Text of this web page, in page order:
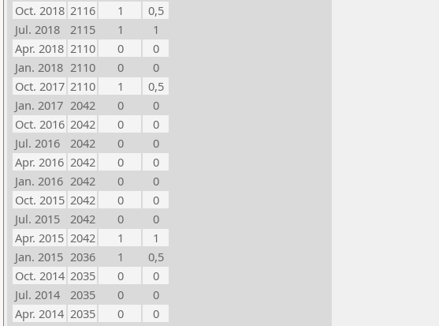
Oct. 2018 2116 1
0,5
Jul. 2018
2115 1
1
Apr. 2018 2110 0
0
Jan. 2018 2110 0
0
Oct. 2017 2110 1
0,5
Jan. 2017 2042 0
0
Oct. 2016 2042 0
0
Jul. 2016
2042 0
0
Apr. 2016 2042 0
0
Jan. 2016 2042 0
0
Oct. 2015 2042 0
0
Jul. 2015
2042 0
0
Apr. 2015 2042 1
1
Jan. 2015 2036 1
0,5
Oct. 2014 2035 0
0
Jul. 2014
2035 0
0
Apr. 2014 2035 0
0